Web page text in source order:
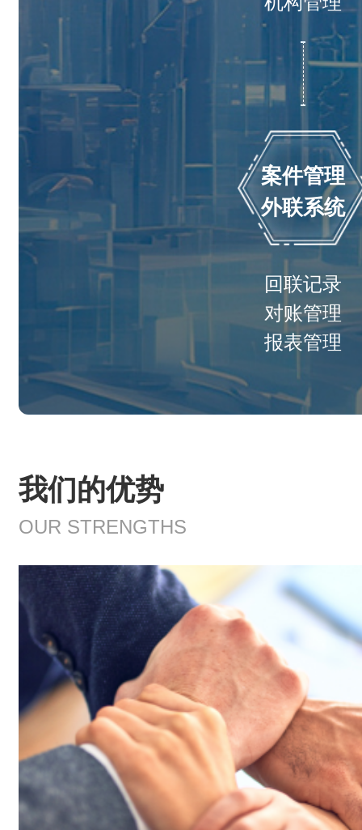
案件管理
外联系统
回联记录
对账管理
报表管理
我们的优势
OUR STRENGTHS